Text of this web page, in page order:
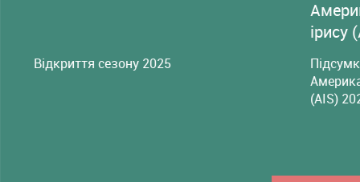
Відкриття сезону 2025
ірису
(AIS)